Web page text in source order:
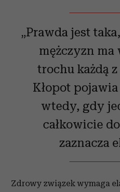
„Prawda jest
mężczyzn ma
trochu każdą
Kłopot
wtedy, gdy
całkowicie
zaznacza
Zdrowy związek wymaga